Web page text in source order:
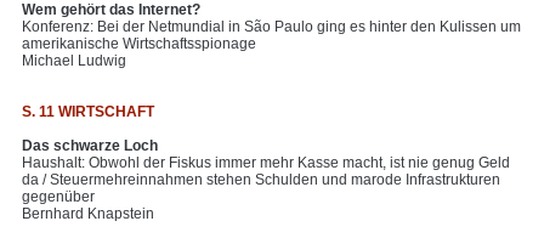
Wem gehört das Internet?
Konferenz: Bei der Netmundial in São Paulo ging es hinter den Kulissen um
amerikanische Wirtschaftsspionage
Michael Ludwig
S. 11 WIRTSCHAFT
Das schwarze Loch
Haushalt: Obwohl der Fiskus immer mehr Kasse macht, ist nie genug Geld
da / Steuermehreinnahmen stehen Schulden und marode Infrastrukturen
gegenüber
Bernhard Knapstein